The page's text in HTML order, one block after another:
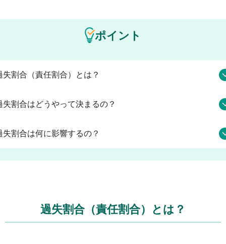
ポイント
失割合（責任割合）とは？
失割合はどうやって決まるの？
失割合は何に影響するの？
過失割合（責任割合）とは？